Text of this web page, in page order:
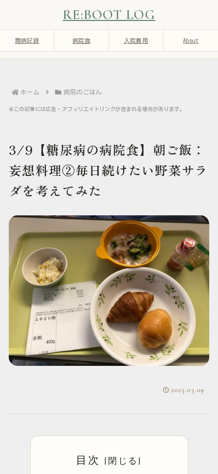
RE:BOOT LOG
闘病記録 病院食 入院費用 About
ホーム 病院のごはん
※この記事には広告・アフィリエイトリンクが含まれる場合があります。
3/9【糖尿病の病院食】朝ご飯：
妄想料理②毎日続けたい野菜サラ
ダを考えてみた
2023.03.09
目次